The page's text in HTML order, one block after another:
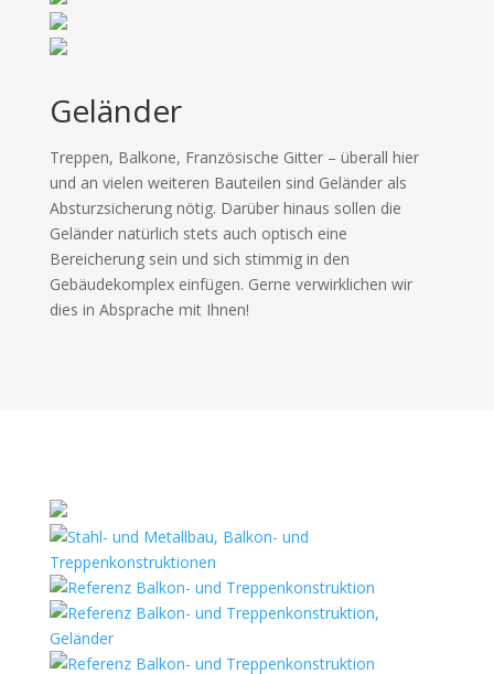
Geländer
Treppen, Balkone, Französische Gitter – überall hier
und an vielen weiteren Bauteilen sind Geländer als
Absturzsicherung nötig. Darüber hinaus sollen die
Geländer natürlich stets auch optisch eine
Bereicherung sein und sich stimmig in den
Gebäudekomplex einfügen. Gerne verwirklichen wir
dies in Absprache mit Ihnen!